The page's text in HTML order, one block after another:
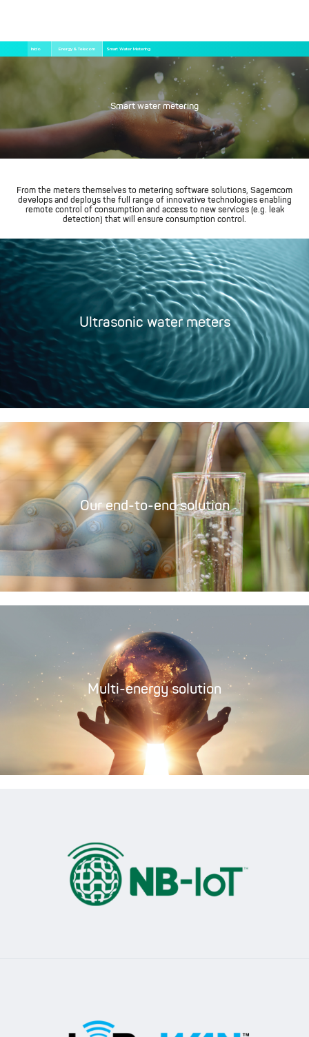
para
principal
de
Início Energy & Telecom Smart Water Metering
Smart water metering
From the meters themselves to metering software solutions, Sagemcom
develops and deploys the full range of innovative technologies enabling
remote control of consumption and access to new services (e.g. leak
detection) that will ensure consumption control.
Ultrasonic water meters
Our end-to-end solution
Multi-energy solution